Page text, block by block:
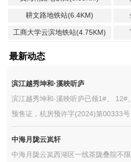
耕文路地铁站(6.4KM)
工商大学云滨地铁站(4.75KM)
最新动态
滨江越秀坤和·溪映听庐
滨江越秀坤和·溪映听庐已领1#、
预售证，杭房预许字(2024)第00333号
中海月陇云岚轩
中海月陇云岚西湖区一线茶陇叠院不